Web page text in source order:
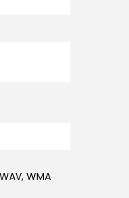
WMA